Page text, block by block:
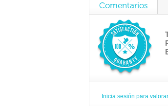
Comentarios
Inicia sesión para